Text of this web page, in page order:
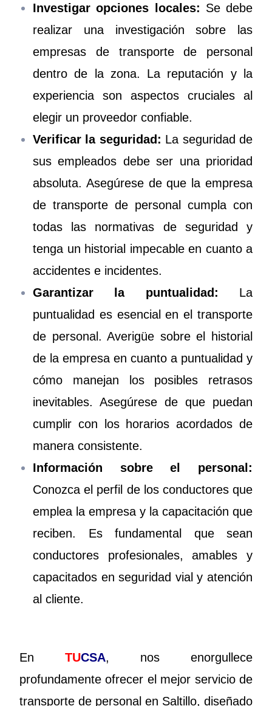
Investigar opciones locales: Se debe
realizar una investigación sobre las
empresas de transporte de personal
dentro de la zona. La reputación y la
experiencia son aspectos cruciales al
elegir un proveedor confiable.
Verificar la seguridad: La seguridad de
sus empleados debe ser una prioridad
absoluta. Asegúrese de que la empresa
de transporte de personal cumpla con
todas las normativas de seguridad y
tenga un historial impecable en cuanto a
accidentes e incidentes.
Garantizar la puntualidad: La
puntualidad es esencial en el transporte
de personal. Averigüe sobre el historial
de la empresa en cuanto a puntualidad y
cómo manejan los posibles retrasos
inevitables. Asegúrese de que puedan
cumplir con los horarios acordados de
manera consistente.
Información sobre el personal:
Conozca el perfil de los conductores que
emplea la empresa y la capacitación que
reciben. Es fundamental que sean
conductores profesionales, amables y
capacitados en seguridad vial y atención
al cliente.
En TUCSA, nos enorgullece
profundamente ofrecer el mejor servicio de
transporte de personal en Saltillo, diseñado